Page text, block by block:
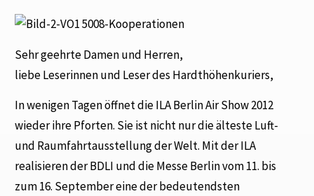
Sehr geehrte Damen und Herren,
liebe Leserinnen und Leser des Hardthöhenkuriers,
In wenigen Tagen öffnet die ILA Berlin Air Show 2012
wieder ihre Pforten. Sie ist nicht nur die älteste Luft-
und Raumfahrtausstellung der Welt. Mit der ILA
realisieren der BDLI und die Messe Berlin vom 11. bis
zum 16. September eine der bedeutendsten